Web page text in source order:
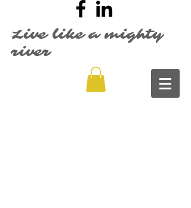
Live like a mighty
river